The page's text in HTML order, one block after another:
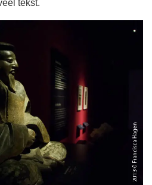
tekst.